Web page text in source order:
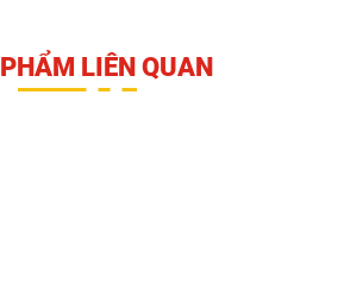
LIÊN QUAN